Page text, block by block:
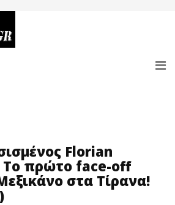
Florian
Το πρώτο face-off
στα Τίρανα!